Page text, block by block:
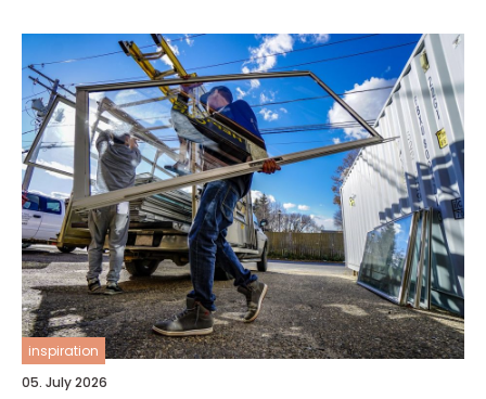
inspiration
05. July 2026